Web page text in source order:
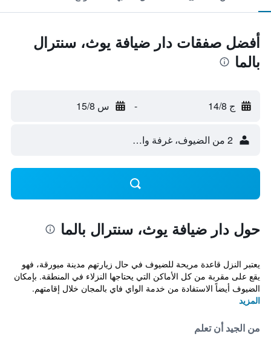
أفضل صفقات دار ضيافة يوث، سنترال
بالما
ج 14/8 - س 15/8
2 من الضيوف، غرفة واحدة
حول دار ضيافة يوث، سنترال بالما
يعتبر النزل قاعدة مريحة للضيوف في حال زيارتهم مدينة ميورقة، فهو
يقع على مقربة من كل الأماكن التي يحتاجها النزلاء في المنطقة. بإمكان
الضيوف أيضاً الاستفادة من خدمة الواي فاي بالمجان خلال إقامتهم.
المزيد
من الجيد أن تعلم